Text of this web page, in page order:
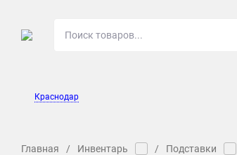
Краснодар
Главная / Инвентарь / Подставки